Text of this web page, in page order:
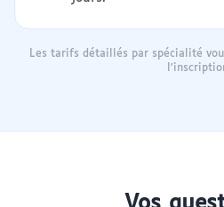
Les tarifs détaillés par spécialité